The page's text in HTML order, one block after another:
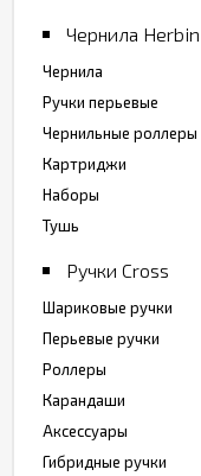
Чернила Herbin
Чернила
Ручки перьевые
Чернильные роллеры
Картриджи
Наборы
Тушь
Ручки Cross
Шариковые ручки
Перьевые ручки
Роллеры
Карандаши
Аксессуары
Гибридные ручки